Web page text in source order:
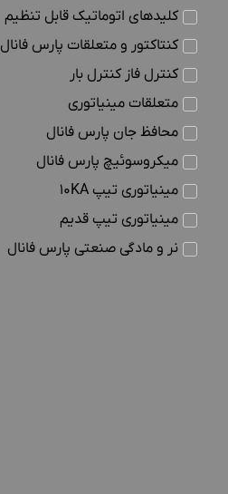
کلیدهای اتوماتیک قابل تنظیم
کنتاکتور و متعلقات پارس فانال
کنترل فاز کنترل بار
متعلقات مینیاتوری
محافظ جان پارس فانال
میکروسوئیچ پارس فانال
مینیاتوری تیپ 10KA
مینیاتوری تیپ قدیم
نر و مادگی صنعتی پارس فانال